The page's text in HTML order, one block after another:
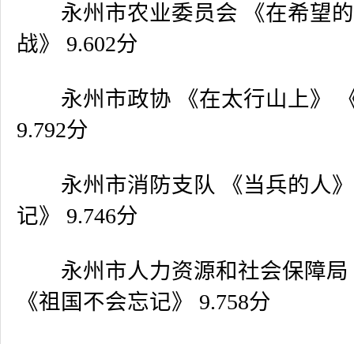
永州市农业委员会 《在希望的
战》
9.602分
永州市政协 《在太行山上》
9.792分
永州市消防支队 《当兵的人》
记》
9.746分
永州市人力资源和社会保障局
《祖国不会忘记》
9.758分